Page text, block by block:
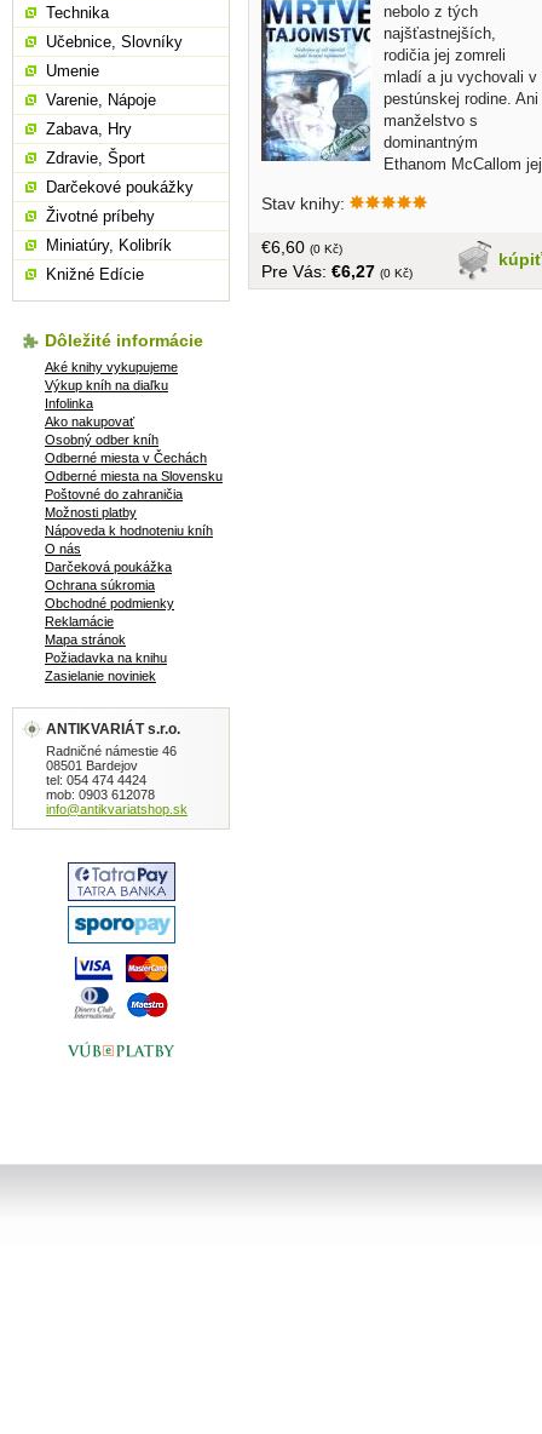
nebolo z tých
najšťastnejších,
rodičia jej zomreli
mladí a ju vychovali v
pestúnskej rodine. Ani
manželstvo s
dominantným
Ethanom McCallom jej
keď jedného dňa príde o svoju trojročnú
rozhodnutá vziať si život, no ešte
predtým musí vykonať jednu vec, a to
zabiť muža, ktorý je podľa nej
Stav knihy:
kúpiť
€6,60 (0 Kč)
Pre Vás: €6,27 (0 Kč)
Technika
Učebnice, Slovníky
Umenie
Varenie, Nápoje
Zabava, Hry
Zdravie, Šport
Darčekové poukážky
Životné príbehy
Miniatúry, Kolibrík
Knižné Edície
Dôležité informácie
Aké knihy vykupujeme
Výkup kníh na diaľku
Infolinka
Ako nakupovať
Osobný odber kníh
Odberné miesta v Čechách
Odberné miesta na Slovensku
Poštovné do zahraničia
Možnosti platby
Nápoveda k hodnoteniu kníh
O nás
Darčeková poukážka
Ochrana súkromia
Obchodné podmienky
Reklamácie
Mapa stránok
Požiadavka na knihu
Zasielanie noviniek
ANTIKVARIÁT s.r.o.
Radničné námestie 46
08501 Bardejov
tel: 054 474 4424
mob: 0903 612078
info@antikvariatshop.sk